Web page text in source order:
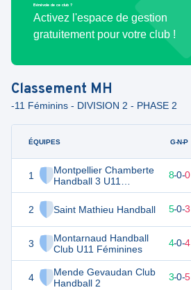
Bénévole de ce club ?
Activez l'espace de gestion
gratuitement pour votre club !
Classement MH
-11 Féminins - DIVISION 2 - PHASE 2
ÉQUIPES
1
Montpellier Chamberte
Handball 3 U11
Féminines
2
Saint Mathieu Handball
3
Montarnaud Handball
Club U11 Féminines
4
Mende Gevaudan Club
Handball 2
G-N-P
24 8 8-0-0
18 8 5-0-3
16 8 4-0-4
14 8 3-0-5